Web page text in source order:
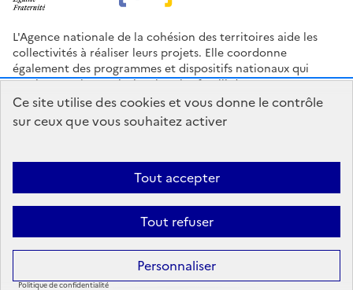
Ce site utilise des cookies et vous donne le contrôle
sur ceux que vous souhaitez activer
Tout accepter
Tout refuser
Personnaliser
Politique de confidentialité
L'Agence nationale de la cohésion des territoires aide les
collectivités à réaliser leurs projets. Elle coordonne
également des programmes et dispositifs nationaux qui
soutiennent les territoires les plus fragilisés.
Espace Presse Logo ANCT
data.gouv.fr
Accessibilité : Partiellement conforme Mentions légales
Politique
Sauf mention contraire, tous les contenus de ce site sont sous
etalab-2.0
.